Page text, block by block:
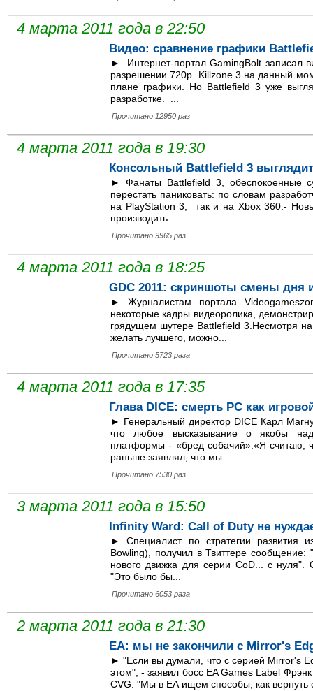
4 марта 2011 года в 22:50
Видео: сравнение графики
► Интернет-портал GamingBolt записал
разрешении 720p. Killzone 3 на данный
плане графики. Но Battlefield 3 уже
разработке. ...
Прочитано 12950 раз
4 марта 2011 года в 19:30
Консольный Battlefield 3
► Фанаты Battlefield 3, обеспокоенные
перестать паниковать: по словам
на PlayStation 3, так и на Xbox 360.-
производить...
Прочитано 9965 раз
4 марта 2011 года в 18:25
GDC 2011: скриншоты смены дня
► Журналистам портала
некоторые кадры видеоролика,
грядущем шутере Battlefield 3.Несмотря
желать лучшего, можно...
Прочитано 5723 раза
4 марта 2011 года в 17:35
Глава DICE: смерть PC как
► Генеральный директор DICE Карл
что любое высказывание о якобы
платформы - «бред собачий».«Я считаю,
раньше заявлял, что мы...
Прочитано 7530 раз
3 марта 2011 года в 15:50
Infinity Ward: Call of Duty не
► Специалист по стратегии развития
Bowling), получил в Твиттере сообщение:
нового движка для серии CoD... с нуля".
"Это было бы...
Прочитано 6053 раза
2 марта 2011 года в 21:30
EA: мы не закончили с Mirror's
► "Если вы думали, что с серией Mirror's
этом", - заявил босс EA Games Label
CVG. "Мы в EA ищем способы, как вернуть